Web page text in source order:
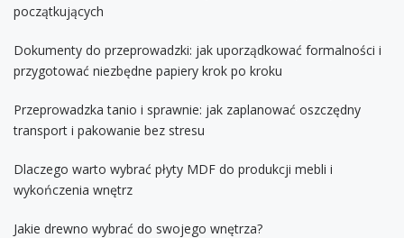
początkujących
Dokumenty do przeprowadzki: jak uporządkować formalności i
przygotować niezbędne papiery krok po kroku
Przeprowadzka tanio i sprawnie: jak zaplanować oszczędny
transport i pakowanie bez stresu
Dlaczego warto wybrać płyty MDF do produkcji mebli i
wykończenia wnętrz
Jakie drewno wybrać do swojego wnętrza?